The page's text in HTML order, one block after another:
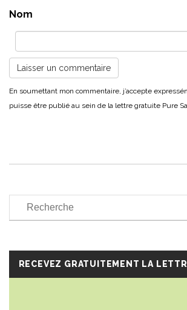
Nom
RECEVEZ GRATUITEMENT LA